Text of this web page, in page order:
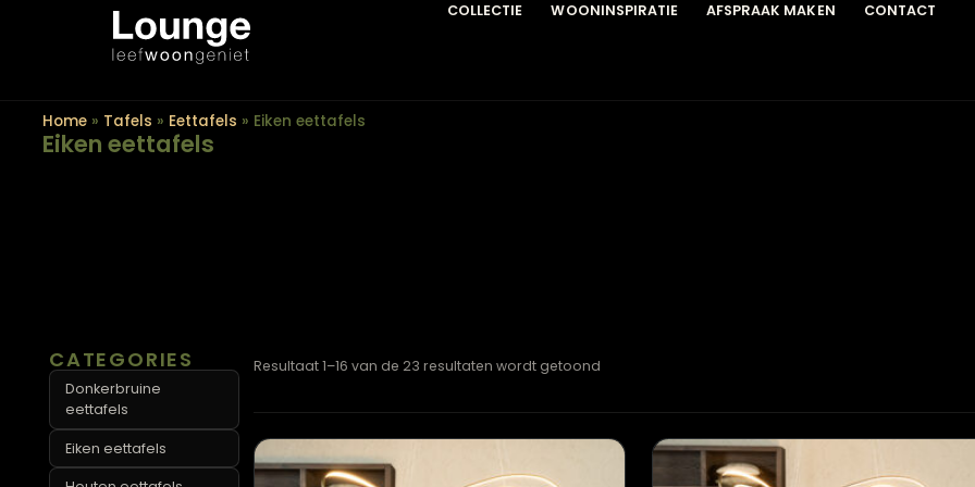
COLLECTIE WOONINSPIRATIE AFSPRAAK MAKEN
Home»Tafels»Eettafels
Eiken eettafels
CATEGORIES
Donkerbruine
eettafels